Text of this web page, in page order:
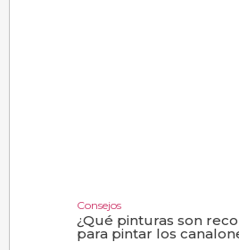
Consejos
¿Qué pinturas son
para pintar los